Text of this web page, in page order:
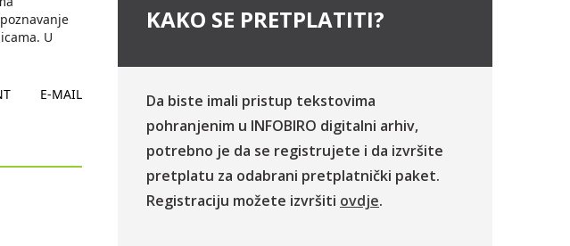
U
E-MAIL
KAKO SE PRETPLATITI?
Da biste imali pristup tekstovima
pohranjenim u INFOBIRO digitalni arhiv,
potrebno je da se registrujete i da izvršite
pretplatu za odabrani pretplatnički paket.
Registraciju možete izvršiti ovdje.